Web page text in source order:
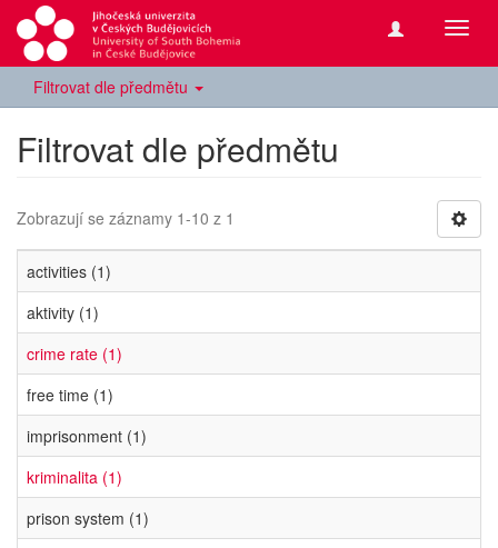
Filtrovat dle předmětu
Filtrovat dle předmětu
Zobrazují se záznamy 1-10 z 1
activities (1)
aktivity (1)
crime rate (1)
free time (1)
imprisonment (1)
kriminalita (1)
prison system (1)